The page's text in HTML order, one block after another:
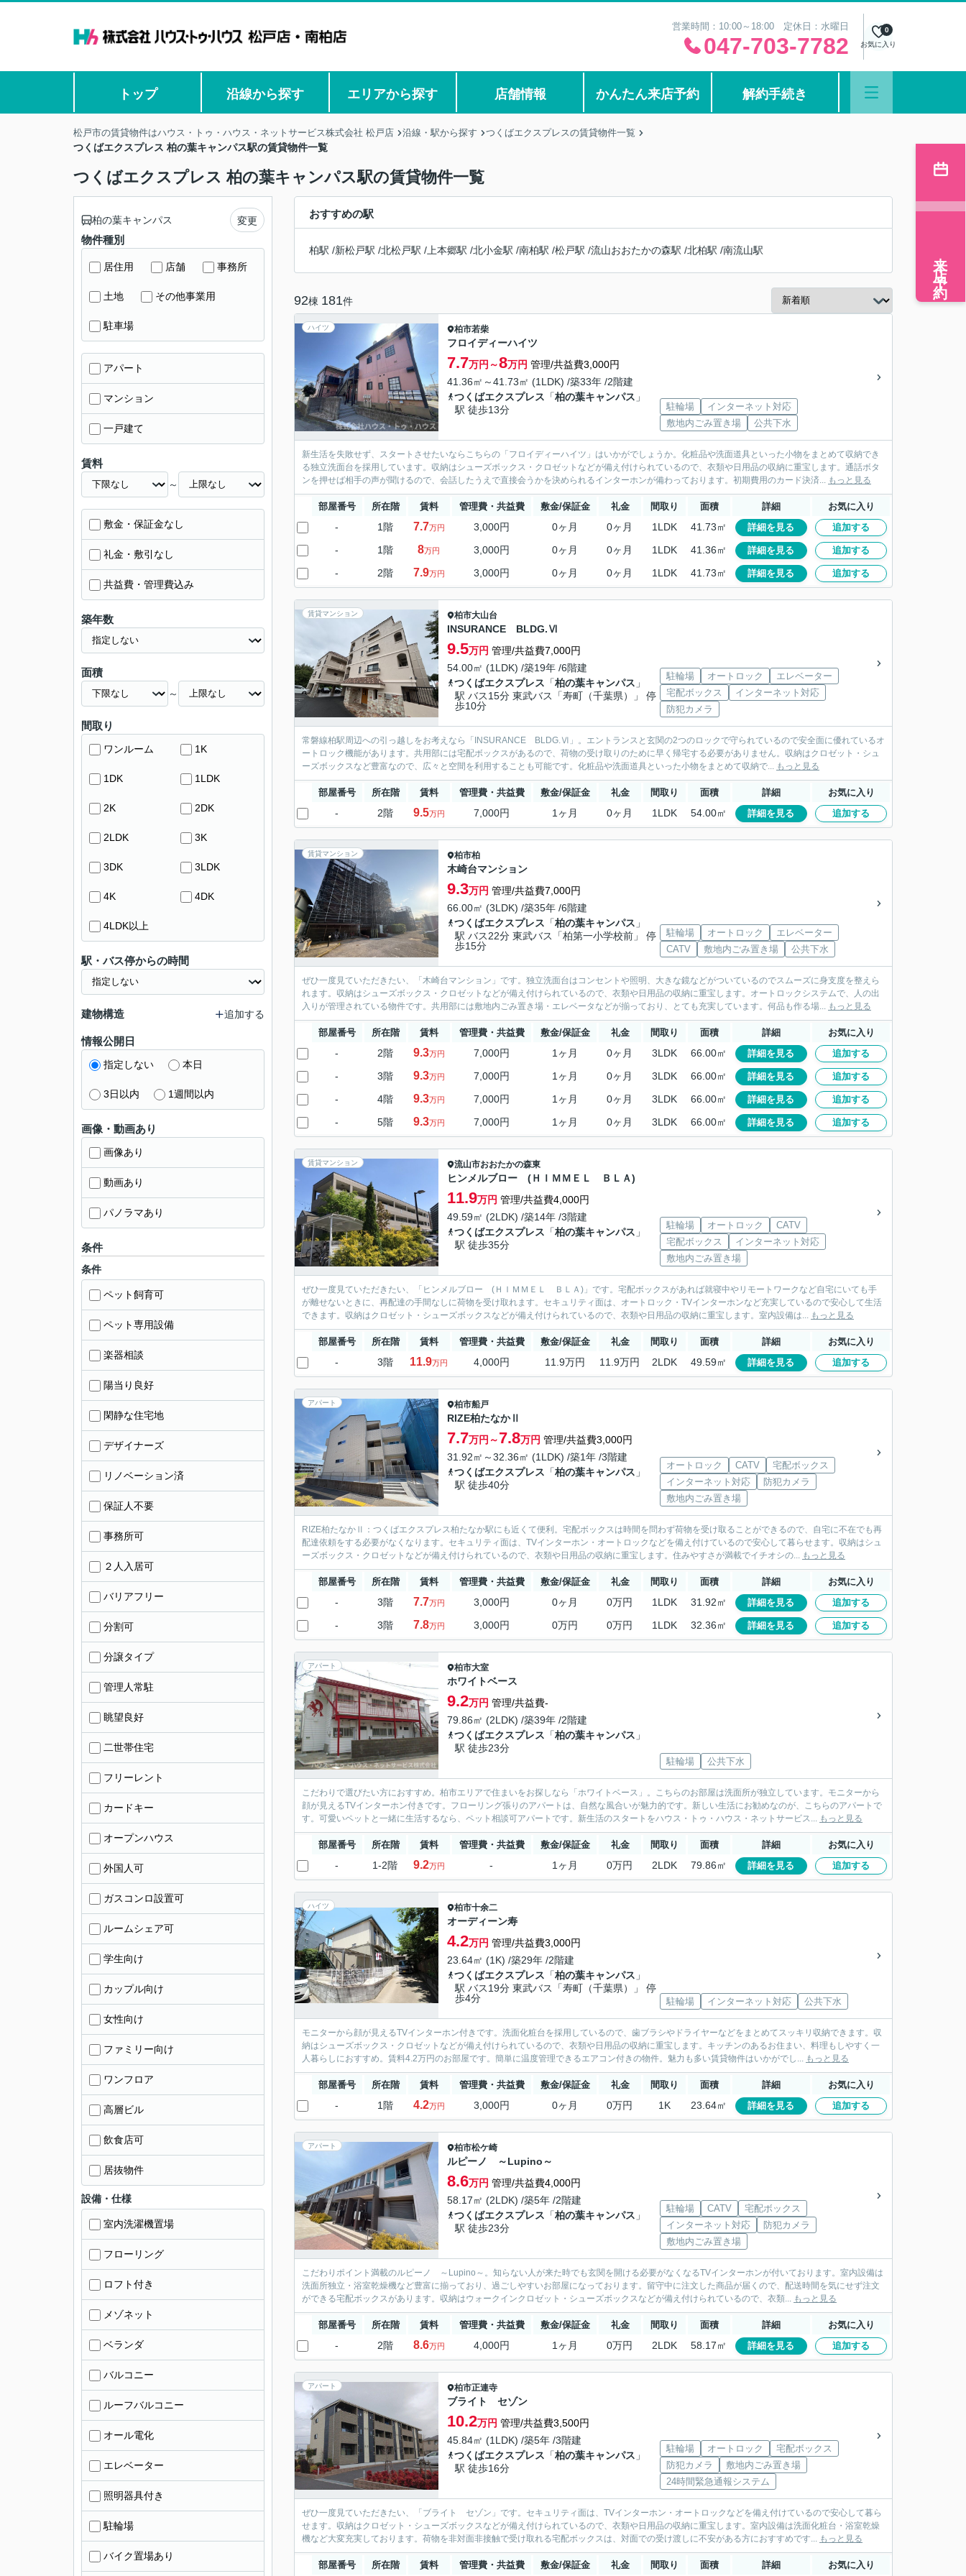
営業時間：10:00～18:00 定休日：水曜日
047-703-7782 お気に入り
0
トップ 沿線から探す エリアから探す 店舗情報 かんたん来店予約 解約手続き
松戸市の賃貸物件はハウス・トゥ・ハウス・ネットサービス株式会社 松戸店 沿線・駅から探す つくばエクスプレスの賃貸物件一覧
つくばエクスプレス 柏の葉キャンパス駅の賃貸物件一覧
つくばエクスプレス 柏の葉キャンパス駅の賃貸物件一覧
おすすめの駅
柏駅 /新松戸駅 /北松戸駅 / 上本郷駅 /北小金駅 /南柏駅 /松戸駅 /流山おおたかの森駅 /北柏駅 /南流山駅
92棟 181件
ハイツ 柏市若柴
フロイディーハイツ
7.7万円～8万円 管理/共益費3,000円
41.36㎡～41.73㎡ (1LDK) /築33年 /2階建
つくばエクスプレス 「柏の葉キャンパス 」
駅 徒歩13分
駐輪場
インターネット対応
敷地内ごみ置き場
公共下水
新生活を失敗せず、スタートさせたいならこちらの「フロイディーハイツ」はいかがでしょうか。化粧品や洗面道具といった小物をまとめて収納でき
る独立洗面台を採用しています。収納はシューズボックス・クロゼットなどが備え付けられているので、衣類や日用品の収納に重宝します。通話ボタ
ンを押せば相手の声が聞けるので、会話したうえで直接会うかを決められるインターホンが備わっております。初期費用のカード決済... もっと見る
部屋番号 所在階 賃料 管理費・共益費 敷金/保証金 礼金 間取り 面積 詳細 お気に入り
- 1階 7.7万円 3,000円 0ヶ月 0ヶ月 1LDK 41.73㎡ 詳細を見る 追加する
- 1階 8万円 3,000円 0ヶ月 0ヶ月 1LDK 41.36㎡ 詳細を見る 追加する
- 2階 7.9万円 3,000円 0ヶ月 0ヶ月 1LDK 41.73㎡ 詳細を見る 追加する
賃貸マンション 柏市大山台
INSURANCE BLDG.Ⅵ
9.5万円 管理/共益費7,000円
54.00㎡ (1LDK) /築19年 /6階建
つくばエクスプレス 「柏の葉キャンパス 」
駅 バス15分 東武バス「寿町（千葉県）」 停
歩10分
駐輪場 オートロック
エレベーター
宅配ボックス
インターネット対応
防犯カメラ
常磐線柏駅周辺への引っ越しをお考えなら「INSURANCE BLDG.Ⅵ」。エントランスと玄関の2つのロックで守られているので安全面に優れているオ
ートロック機能があります。共用部には宅配ボックスがあるので、荷物の受け取りのために早く帰宅する必要がありません。収納はクロゼット・シュ
ーズボックスなど豊富なので、広々と空間を利用することも可能です。化粧品や洗面道具といった小物をまとめて収納で... もっと見る
部屋番号 所在階 賃料 管理費・共益費 敷金/保証金 礼金 間取り 面積 詳細 お気に入り
- 2階 9.5万円 7,000円 1ヶ月 0ヶ月 1LDK 54.00㎡ 詳細を見る 追加する
賃貸マンション 柏市柏
木崎台マンション
9.3万円 管理/共益費7,000円
66.00㎡ (3LDK) /築35年 /6階建
つくばエクスプレス 「柏の葉キャンパス 」
駅 バス22分 東武バス「柏第一小学校前」 停
歩15分
駐輪場 オートロック
エレベーター
CATV
敷地内ごみ置き場 公共下水
ぜひ一度見ていただきたい、「木崎台マンション」です。独立洗面台はコンセントや照明、大きな鏡などがついているのでスムーズに身支度を整えら
れます。収納はシューズボックス・クロゼットなどが備え付けられているので、衣類や日用品の収納に重宝します。オートロックシステムで、人の出
入りが管理されている物件です。共用部には敷地内ごみ置き場・エレベータなどが揃っており、とても充実しています。何品も作る場... もっと見る
部屋番号 所在階 賃料 管理費・共益費 敷金/保証金 礼金 間取り 面積 詳細 お気に入り
- 2階 9.3万円 7,000円 1ヶ月 0ヶ月 3LDK 66.00㎡ 詳細を見る 追加する
- 3階 9.3万円 7,000円 1ヶ月 0ヶ月 3LDK 66.00㎡ 詳細を見る 追加する
- 4階 9.3万円 7,000円 1ヶ月 0ヶ月 3LDK 66.00㎡ 詳細を見る 追加する
- 5階 9.3万円 7,000円 1ヶ月 0ヶ月 3LDK 66.00㎡ 詳細を見る 追加する
賃貸マンション 流山市おおたかの森東
ヒンメルブロー (ＨＩＭＭＥＬ ＢＬＡ)
11.9万円 管理/共益費4,000円
49.59㎡ (2LDK) /築14年 /3階建
つくばエクスプレス 「柏の葉キャンパス 」
駅 徒歩35分
駐輪場 オートロック
CATV
宅配ボックス
インターネット対応
敷地内ごみ置き場
ぜひ一度見ていただきたい、「ヒンメルブロー (ＨＩＭＭＥＬ ＢＬＡ)」です。宅配ボックスがあれば就寝中やリモートワークなど自宅にいても手
が離せないときに、再配達の手間なしに荷物を受け取れます。セキュリティ面は、オートロック・TVインターホンなど充実しているので安心して生活
できます。収納はクロゼット・シューズボックスなどが備え付けられているので、衣類や日用品の収納に重宝します。室内設備は... もっと見る
部屋番号 所在階 賃料 管理費・共益費 敷金/保証金 礼金 間取り 面積 詳細 お気に入り
- 3階 11.9万円 4,000円 11.9万円 11.9万円 2LDK 49.59㎡ 詳細を見る 追加する
アパート 柏市船戸
RIZE柏たなかⅡ
7.7万円～7.8万円 管理/共益費3,000円
31.92㎡～32.36㎡ (1LDK) /築1年 /3階建
つくばエクスプレス 「柏の葉キャンパス 」
駅 徒歩40分
オートロック CATV
宅配ボックス
インターネット対応
防犯カメラ
敷地内ごみ置き場
RIZE柏たなかⅡ：つくばエクスプレス柏たなか駅にも近くて便利。宅配ボックスは時間を問わず荷物を受け取ることができるので、自宅に不在でも再
配達依頼をする必要がなくなります。セキュリティ面は、TVインターホン・オートロックなどを備え付けているので安心して暮らせます。収納はシュ
ーズボックス・クロゼットなどが備え付けられているので、衣類や日用品の収納に重宝します。住みやすさが満載でイチオシの... もっと見る
部屋番号 所在階 賃料 管理費・共益費 敷金/保証金 礼金 間取り 面積 詳細 お気に入り
- 3階 7.7万円 3,000円 0ヶ月 0万円 1LDK 31.92㎡ 詳細を見る 追加する
- 3階 7.8万円 3,000円 0万円 0万円 1LDK 32.36㎡ 詳細を見る 追加する
アパート 柏市大室
ホワイトベース
9.2万円 管理/共益費-
79.86㎡ (2LDK) /築39年 /2階建
つくばエクスプレス 「柏の葉キャンパス 」
駅 徒歩23分
駐輪場 公共下水
こだわりで選びたい方におすすめ。柏市エリアで住まいをお探しなら「ホワイトベース」。こちらのお部屋は洗面所が独立しています。モニターから
顔が見えるTVインターホン付きです。フローリング張りのアパートは、自然な風合いが魅力的です。新しい生活にお勧めなのが、こちらのアパートで
す。可愛いペットと一緒に生活するなら、ペット相談可アパートです。新生活のスタートをハウス・トゥ・ハウス・ネットサービス... もっと見る
部屋番号 所在階 賃料 管理費・共益費 敷金/保証金 礼金 間取り 面積 詳細 お気に入り
- 1-2階 9.2万円 - 1ヶ月 0万円 2LDK 79.86㎡ 詳細を見る 追加する
ハイツ 柏市十余二
オーディーン寿
4.2万円 管理/共益費3,000円
23.64㎡ (1K) /築29年 /2階建
つくばエクスプレス 「柏の葉キャンパス 」
駅 バス19分 東武バス「寿町（千葉県）」 停
歩4分
駐輪場 インターネット対応 公共下水
モニターから顔が見えるTVインターホン付きです。洗面化粧台を採用しているので、歯ブラシやドライヤーなどをまとめてスッキリ収納できます。収
納はシューズボックス・クロゼットなどが備え付けられているので、衣類や日用品の収納に重宝します。キッチンのあるお住まい、料理もしやすく一
人暮らしにおすすめ。賃料4.2万円のお部屋です。簡単に温度管理できるエアコン付きの物件。魅力も多い賃貸物件はいかがでし... もっと見る
部屋番号 所在階 賃料 管理費・共益費 敷金/保証金 礼金 間取り 面積 詳細 お気に入り
- 1階 4.2万円 3,000円 0ヶ月 0万円 1K 23.64㎡ 詳細を見る 追加する
アパート 柏市松ケ崎
ルピーノ ～Lupino～
8.6万円 管理/共益費4,000円
58.17㎡ (2LDK) /築5年 /2階建
つくばエクスプレス 「柏の葉キャンパス 」
駅 徒歩23分
駐輪場 CATV
宅配ボックス
インターネット対応
防犯カメラ
敷地内ごみ置き場
こだわりポイント満載のルピーノ ～Lupino～。知らない人が来た時でも玄関を開ける必要がなくなるTVインターホンが付いております。室内設備は
洗面所独立・浴室乾燥機など豊富に揃っており、過ごしやすいお部屋になっております。留守中に注文した商品が届くので、配送時間を気にせず注文
ができる宅配ボックスがあります。収納はウォークインクロゼット・シューズボックスなどが備え付けられているので、衣類... もっと見る
部屋番号 所在階 賃料 管理費・共益費 敷金/保証金 礼金 間取り 面積 詳細 お気に入り
- 2階 8.6万円 4,000円 1ヶ月 0万円 2LDK 58.17㎡ 詳細を見る 追加する
アパート 柏市正連寺
ブライト セゾン
10.2万円 管理/共益費3,500円
45.84㎡ (1LDK) /築5年 /3階建
つくばエクスプレス 「柏の葉キャンパス 」
駅 徒歩16分
駐輪場 オートロック
宅配ボックス
防犯カメラ
敷地内ごみ置き場
24時間緊急通報システム
ぜひ一度見ていただきたい、「ブライト セゾン」です。セキュリティ面は、TVインターホン・オートロックなどを備え付けているので安心して暮ら
せます。収納はクロゼット・シューズボックスなどが備え付けられているので、衣類や日用品の収納に重宝します。室内設備は洗面化粧台・浴室乾燥
機など大変充実しております。荷物を非対面非接触で受け取れる宅配ボックスは、対面での受け渡しに不安がある方におすすめです... もっと見る
部屋番号 所在階 賃料 管理費・共益費 敷金/保証金 礼金 間取り 面積 詳細 お気に入り
柏の葉キャンパス 変更
物件種別
居住用 店舗 事務所
土地 その他事業用
駐車場
アパート
マンション
一戸建て
賃料
～
敷金・保証金なし
礼金・敷引なし
共益費・管理費込み
築年数
面積
～
間取り
ワンルーム 1K
1DK 1LDK
2K 2DK
2LDK 3K
3DK 3LDK
4K 4DK
4LDK以上
駅・バス停からの時間
建物構造 追加する
情報公開日
指定しない 本日
3日以内 1週間以内
画像・動画あり
画像あり
動画あり
パノラマあり
条件
条件
ペット飼育可
ペット専用設備
楽器相談
陽当り良好
閑静な住宅地
デザイナーズ
リノベーション済
保証人不要
事務所可
２人入居可
バリアフリー
分割可
分譲タイプ
管理人常駐
眺望良好
二世帯住宅
フリーレント
カードキー
オープンハウス
外国人可
ガスコンロ設置可
ルームシェア可
学生向け
カップル向け
女性向け
ファミリー向け
ワンフロア
高層ビル
飲食店可
居抜物件
設備・仕様
室内洗濯機置場
フローリング
ロフト付き
メゾネット
ベランダ
バルコニー
ルーフバルコニー
オール電化
エレベーター
照明器具付き
駐輪場
バイク置場あり
来店予約